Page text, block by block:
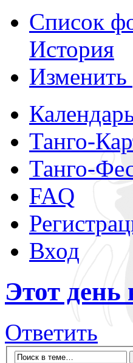
Список
История
Танго-
Танго-
FAQ
Вход
Этот день
Ответить